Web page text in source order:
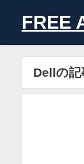
FREE
Dellの記